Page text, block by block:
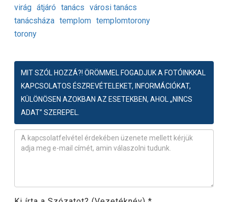
virág átjáró tanács városi tanács
tanácsháza templom templomtorony
torony
MIT SZÓL HOZZÁ?! ÖRÖMMEL FOGADJUK A FOTÓINKKAL
KAPCSOLATOS ÉSZREVÉTELEKET, INFORMÁCIÓKAT,
KÜLÖNÖSEN AZOKBAN AZ ESETEKBEN, AHOL „NINCS
ADAT” SZEREPEL.